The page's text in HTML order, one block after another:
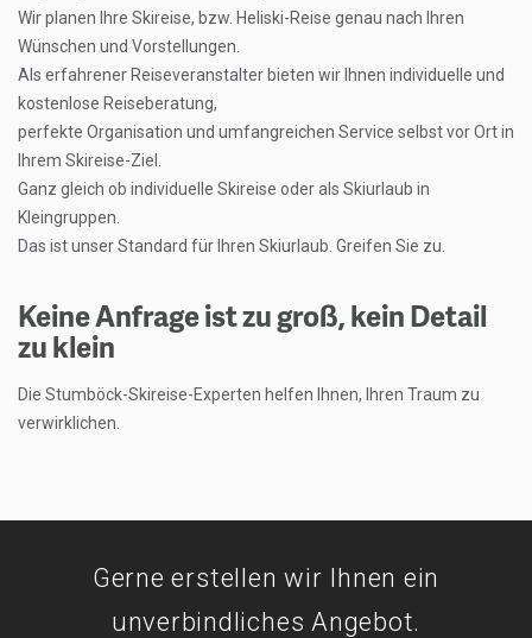
Wir planen Ihre Skireise, bzw. Heliski-Reise genau nach Ihren
Wünschen und Vorstellungen.
Als erfahrener Reiseveranstalter bieten wir Ihnen individuelle und
kostenlose Reiseberatung,
perfekte Organisation und umfangreichen Service selbst vor Ort in
Ihrem Skireise-Ziel.
Ganz gleich ob individuelle Skireise oder als Skiurlaub in
Kleingruppen.
Das ist unser Standard für Ihren Skiurlaub. Greifen Sie zu.
Keine Anfrage ist zu groß, kein Detail
zu klein
Die Stumböck-Skireise-Experten helfen Ihnen, Ihren Traum zu
verwirklichen.
Gerne erstellen wir Ihnen ein
unverbindliches Angebot.